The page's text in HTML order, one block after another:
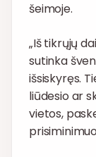
šeimoje.
„Iš tikrųjų
sutinka
išsiskyręs.
liūdesio ar
vietos,